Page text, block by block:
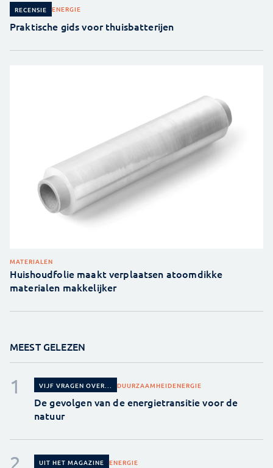
RECENSIE ENERGIE
Praktische gids voor thuisbatterijen
MATERIALEN
Huishoudfolie maakt verplaatsen atoomdikke
materialen makkelijker
MEEST GELEZEN
VIJF VRAGEN OVER... DUURZAAMHEIDENERGIE
De gevolgen van de energietransitie voor de
natuur
UIT HET MAGAZINE ENERGIE